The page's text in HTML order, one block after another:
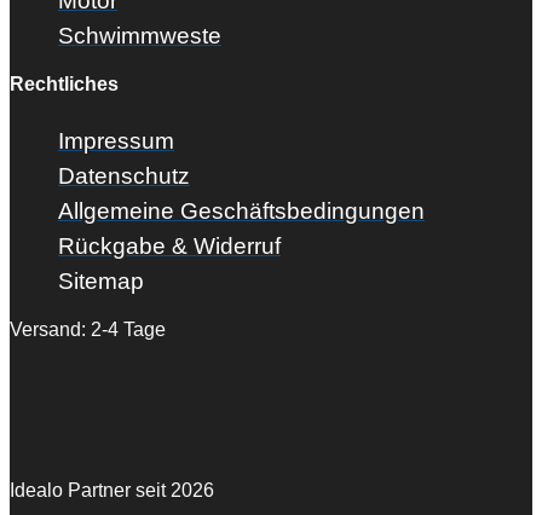
Schwimmweste
Rechtliches
Impressum
Datenschutz
Allgemeine Geschäftsbedingungen
Rückgabe & Widerruf
Sitemap
Versand: 2-4 Tage
Idealo Partner seit 2026